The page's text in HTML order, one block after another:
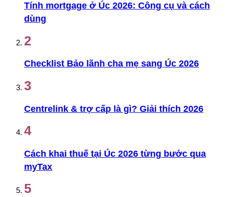
Tính mortgage ở Úc 2026: Công cụ và cách
dùng
2
Checklist Bảo lãnh cha mẹ sang Úc 2026
3
Centrelink & trợ cấp là gì? Giải thích 2026
4
Cách khai thuế tại Úc 2026 từng bước qua
myTax
5